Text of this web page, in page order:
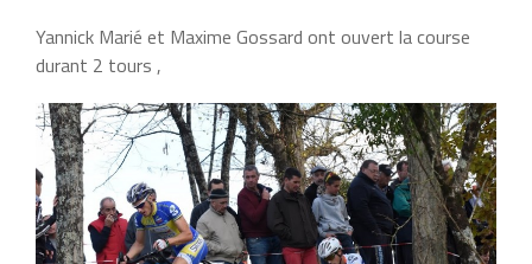
Yannick Marié et Maxime Gossard ont ouvert la course
durant 2 tours ,